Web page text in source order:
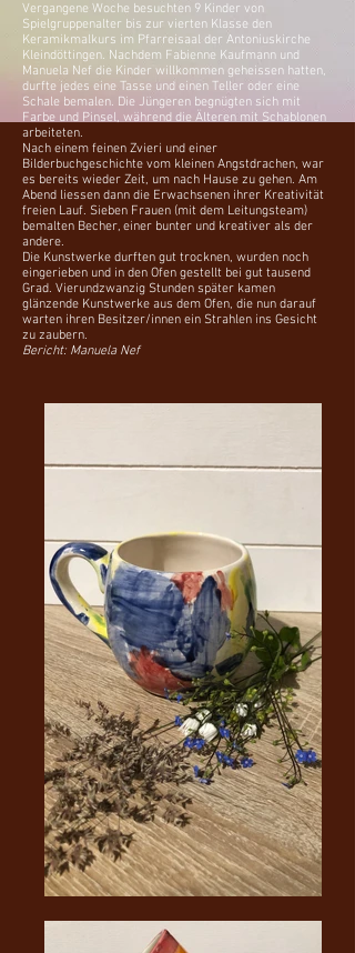
Vergangene Woche besuchten 9 Kinder von
Spielgruppenalter bis zur vierten Klasse den
Keramikmalkurs im Pfarreisaal der Antoniuskirche
Kleindöttingen. Nachdem Fabienne Kaufmann und
Manuela Nef die Kinder willkommen geheissen hatten,
durfte jedes eine Tasse und einen Teller oder eine
Schale bemalen. Die Jüngeren begnügten sich mit
Farbe und Pinsel, während die Älteren mit Schablonen
arbeiteten.
Nach einem feinen Zvieri und einer
Bilderbuchgeschichte vom kleinen Angstdrachen, war
es bereits wieder Zeit, um nach Hause zu gehen. Am
Abend liessen dann die Erwachsenen ihrer Kreativität
freien Lauf. Sieben Frauen (mit dem Leitungsteam)
bemalten Becher, einer bunter und kreativer als der
andere.
Die Kunstwerke durften gut trocknen, wurden noch
eingerieben und in den Ofen gestellt bei gut tausend
Grad. Vierundzwanzig Stunden später kamen
glänzende Kunstwerke aus dem Ofen, die nun darauf
warten ihren Besitzer/innen ein Strahlen ins Gesicht
zu zaubern.
Bericht: Manuela Nef